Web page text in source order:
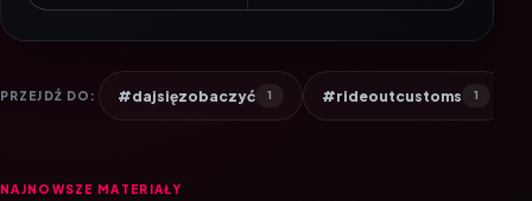
PRZEJDŹ DO: #dajsięzobaczyć 1 #rideoutcustoms 1
NAJNOWSZE MATERIAŁY